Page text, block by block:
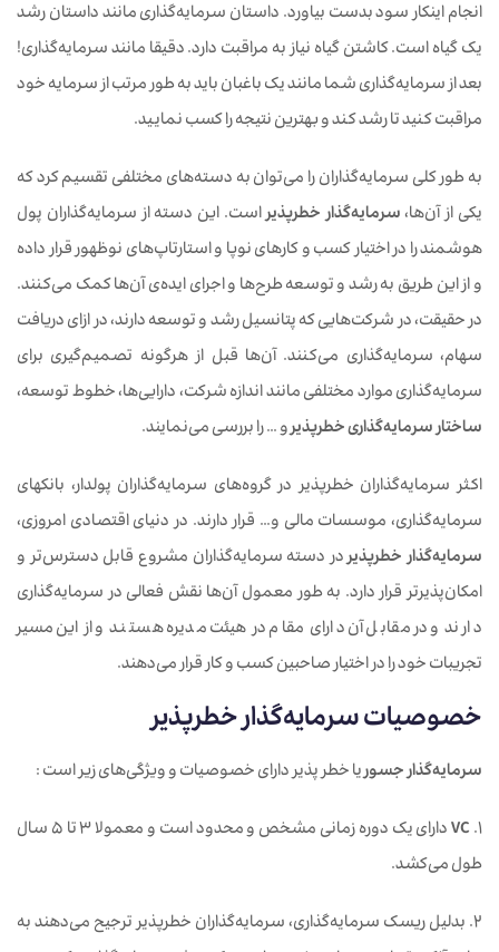
انجام اینکار سود بدست بیاورد. داستان سرمایه‌گذاری مانند داستان رشد
یک گیاه است. کاشتن گیاه نیاز به مراقبت دارد. دقیقا مانند سرمایه‌گذاری!
بعد از سرمایه‌گذاری شما مانند یک باغبان باید به طور مرتب از سرمایه خود
مراقبت کنید تا رشد کند و بهترین نتیجه را کسب نمایید.
به طور کلی سرمایه‌گذاران را می‌توان به دسته‌های مختلفی تقسیم کرد که
یکی از آن‌ها، سرمایه‌گذار خطرپذیراست. این دسته از سرمایه‌گذاران پول
هوشمند را در اختیار کسب و کارهای نوپا و استارتاپ‌های نوظهور قرار داده
و از این طریق به رشد و توسعه طرح‌ها و اجرای ایده‌ی آن‌ها کمک می‌کنند.
در حقیقت، در شرکت‌هایی که پتانسیل رشد و توسعه دارند، در ازای دریافت
سهام، سرمایه‌گذاری می‌کنند. آن‌ها قبل از هرگونه تصمیم‌گیری برای
سرمایه‌گذاری موارد مختلفی مانند اندازه شرکت، دارایی‌ها، خطوط توسعه،
ساختار سرمایه‌گذاری خطرپذیرو … را بررسی می‌نمایند.
اکثر سرمایه‌گذاران خطرپذیر در گروه‌های سرمایه‌گذاران پولدار، بانک‎های
سرمایه‌گذاری، موسسات مالی و… قرار دارند. در دنیای اقتصادی امروزی،
سرمایه‌گذار خطرپذیردر دسته سرمایه‌گذاران مشروع قابل دسترس‌تر و
امکان‌پذیرتر قرار دارد. به طور معمول آن‌ها نقش فعالی در سرمایه‌گذاری
دارند و در مقابل آن دارای مقام در هیئت مدیره هستند و از این مسیر
تجریبات خود را در اختیار صاحبین کسب و کار قرار می‌دهند.
خصوصیات سرمایه‌گذار خطرپذیر
سرمایه‌گذار جسوریا خطر پذیر دارای خصوصیات و ویژگی‌های زیر است :
1.
VC
دارای یک دوره زمانی مشخص و محدود است و معمولا 3 تا 5 سال
طول می‌کشد.
2. بدلیل ریسک سرمایه‌گذاری، سرمایه‌گذاران خطرپذیر ترجیح می‌دهند به